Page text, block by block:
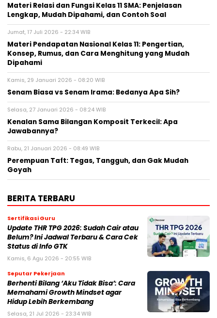
Materi Relasi dan Fungsi Kelas 11 SMA: Penjelasan
Lengkap, Mudah Dipahami, dan Contoh Soal
Jumat, 17 Juli 2026 - 22:34 WIB
Materi Pendapatan Nasional Kelas 11: Pengertian,
Konsep, Rumus, dan Cara Menghitung yang Mudah
Dipahami
Kamis, 29 Januari 2026 - 08:20 WIB
Senam Biasa vs Senam Irama: Bedanya Apa Sih?
Selasa, 27 Januari 2026 - 08:24 WIB
Kenalan Sama Bilangan Komposit Terkecil: Apa
Jawabannya?
Rabu, 21 Januari 2026 - 08:49 WIB
Perempuan Taft: Tegas, Tangguh, dan Gak Mudah
Goyah
BERITA TERBARU
Sertifikasi Guru
Update THR TPG 2026: Sudah Cair atau
Belum? Ini Jadwal Terbaru & Cara Cek
Status di Info GTK
Kamis, 6 Agu 2026 - 20:55 WIB
Seputar Pekerjaan
Berhenti Bilang ‘Aku Tidak Bisa’: Cara
Memahami Growth Mindset agar
Hidup Lebih Berkembang
Selasa, 21 Jul 2026 - 23:34 WIB